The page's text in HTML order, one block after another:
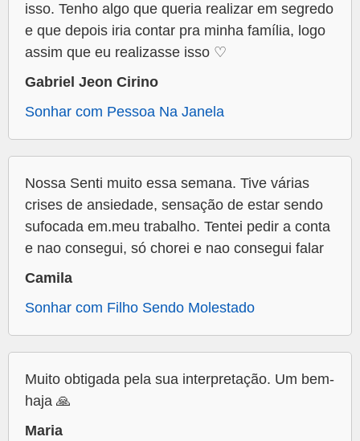
isso. Tenho algo que queria realizar em segredo
e que depois iria contar pra minha família, logo
assim que eu realizasse isso ♡
Gabriel Jeon Cirino
Sonhar com Pessoa Na Janela
Nossa Senti muito essa semana. Tive várias
crises de ansiedade, sensação de estar sendo
sufocada em.meu trabalho. Tentei pedir a conta
e nao consegui, só chorei e nao consegui falar
Camila
Sonhar com Filho Sendo Molestado
Muito obtigada pela sua interpretação. Um bem-
haja 🙏
Maria